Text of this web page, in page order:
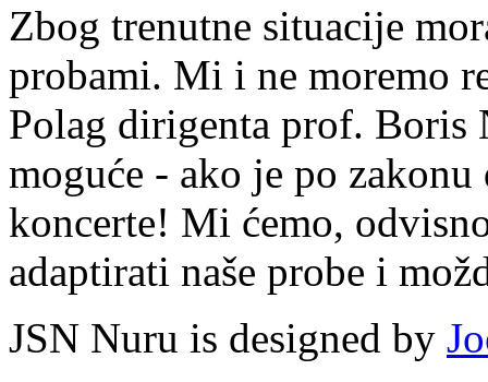
Zbog trenutne situacije
probami. Mi i ne moremo
Polag dirigenta prof. Boris
moguće - ako je po
koncerte! Mi ćemo,
adaptirati naše probe i
JSN Nuru is designed by